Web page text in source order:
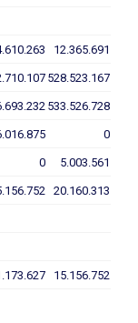
12.365.691
528.523.167
533.526.728
0
0 5.003.561
20.160.313
15.156.752